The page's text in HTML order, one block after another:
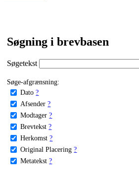
Søgning i brevbasen
Søgetekst
Søge-afgrænsning:
Dato ?
Afsender ?
Modtager ?
Brevtekst ?
Herkomst ?
Original Placering ?
Metatekst ?